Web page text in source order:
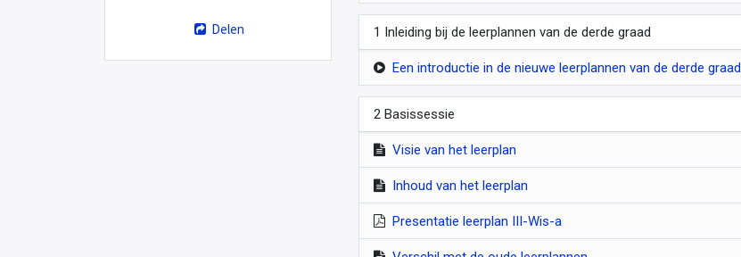
Delen 1 Inleiding bij de leerplannen van de derde graad
Een introductie in de nieuwe leerplannen van de derde graad
2 Basissessie
Visie van het leerplan
Inhoud van het leerplan
Presentatie leerplan III-Wis-a